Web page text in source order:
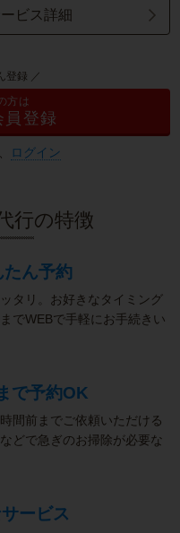
ビス詳細
登録 ／
方は
員登録
ログイン
行の特徴
ん予約
タリ。お好きなタイミング
でWEBで手軽にお手続きい
で予約OK
間前までご依頼いただける
どで急ぎのお掃除が必要な
ービス